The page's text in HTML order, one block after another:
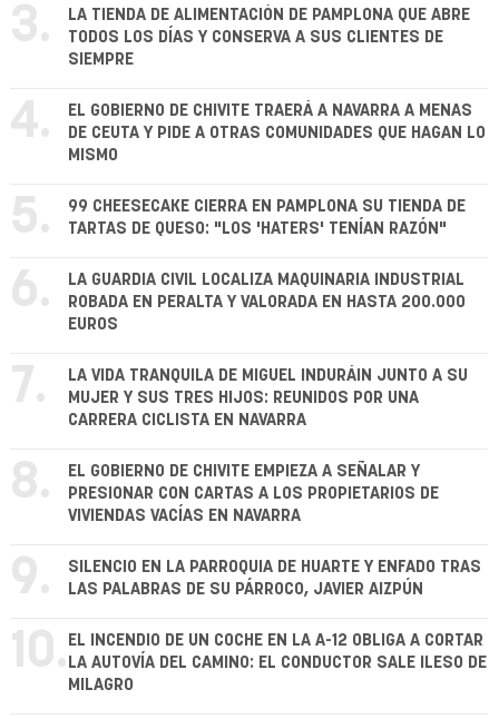
3.
LA TIENDA DE ALIMENTACIÓN DE PAMPLONA QUE ABRE
TODOS LOS DÍAS Y CONSERVA A SUS CLIENTES DE
SIEMPRE
4.
EL GOBIERNO DE CHIVITE TRAERÁ A NAVARRA A MENAS
DE CEUTA Y PIDE A OTRAS COMUNIDADES QUE HAGAN LO
MISMO
5.
99 CHEESECAKE CIERRA EN PAMPLONA SU TIENDA DE
TARTAS DE QUESO: "LOS 'HATERS' TENÍAN RAZÓN"
6.
LA GUARDIA CIVIL LOCALIZA MAQUINARIA INDUSTRIAL
ROBADA EN PERALTA Y VALORADA EN HASTA 200.000
EUROS
7.
LA VIDA TRANQUILA DE MIGUEL INDURÁIN JUNTO A SU
MUJER Y SUS TRES HIJOS: REUNIDOS POR UNA
CARRERA CICLISTA EN NAVARRA
8.
EL GOBIERNO DE CHIVITE EMPIEZA A SEÑALAR Y
PRESIONAR CON CARTAS A LOS PROPIETARIOS DE
VIVIENDAS VACÍAS EN NAVARRA
9.
SILENCIO EN LA PARROQUIA DE HUARTE Y ENFADO TRAS
LAS PALABRAS DE SU PÁRROCO, JAVIER AIZPÚN
10. EL INCENDIO DE UN COCHE EN LA A-12 OBLIGA A CORTAR
LA AUTOVÍA DEL CAMINO: EL CONDUCTOR SALE ILESO DE
MILAGRO